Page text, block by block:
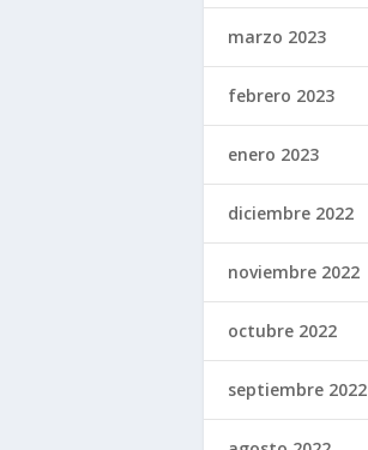
marzo 2023
febrero 2023
enero 2023
diciembre 2022
noviembre 2022
octubre 2022
septiembre 2022